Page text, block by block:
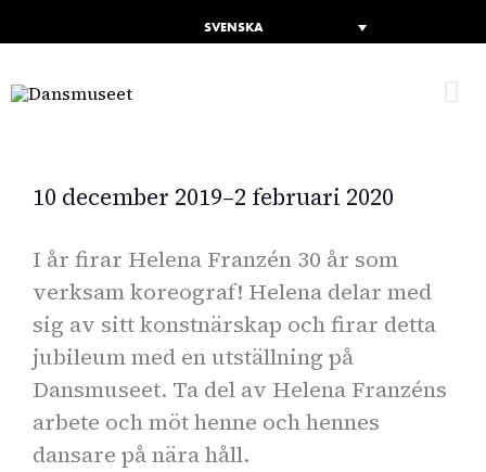
SVENSKA
10 december 2019–2 februari 2020
I år firar Helena Franzén 30 år som
verksam koreograf! Helena delar med
sig av sitt konstnärskap och firar detta
jubileum med en utställning på
Dansmuseet. Ta del av Helena Franzéns
arbete och möt henne och hennes
dansare på nära håll.